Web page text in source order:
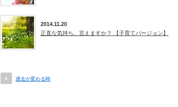
2014.11.20
正直な気持ち、言えますか？ 【子育てバージョン】
過去が変わる時